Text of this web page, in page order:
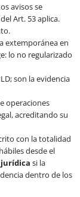
avisos se
Art. 53 aplica.
extemporánea en
lo no regularizado
son la evidencia
operaciones
acreditando su
con la totalidad
desde el
jurídica si la
dentro de los